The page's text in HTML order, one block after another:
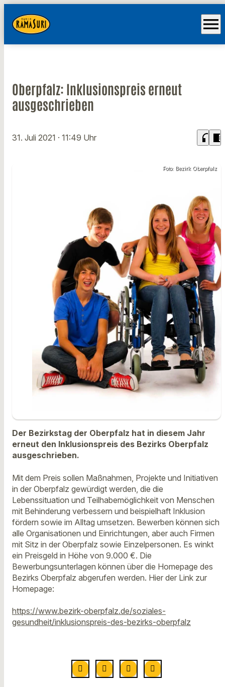
menu
Oberpfalz: Inklusionspreis erneut
ausgeschrieben
31. Juli 2021 · 11:49 Uhr headphones chrome_reader_mode
Foto: Bezirk Oberpfalz
Der Bezirkstag der Oberpfalz hat in diesem Jahr
erneut den Inklusionspreis des Bezirks Oberpfalz
ausgeschrieben.
Mit dem Preis sollen Maßnahmen, Projekte und Initiativen
in der Oberpfalz gewürdigt werden, die die
Lebenssituation und Teilhabemöglichkeit von Menschen
mit Behinderung verbessern und beispielhaft Inklusion
fördern sowie im Alltag umsetzen. Bewerben können sich
alle Organisationen und Einrichtungen, aber auch Firmen
mit Sitz in der Oberpfalz sowie Einzelpersonen. Es winkt
ein Preisgeld in Höhe von 9.000 €. Die
Bewerbungsunterlagen können über die Homepage des
Bezirks Oberpfalz abgerufen werden. Hier der Link zur
Homepage:
https://www.bezirk-oberpfalz.de/soziales-
gesundheit/inklusionspreis-des-bezirks-oberpfalz